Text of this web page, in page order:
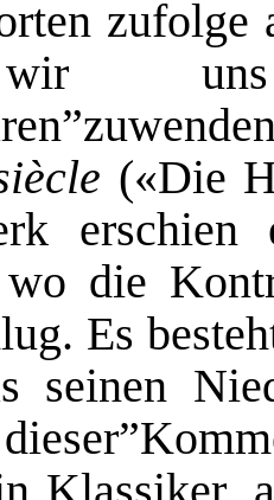
zufolge
uns
(«Die
die
Es
seinen